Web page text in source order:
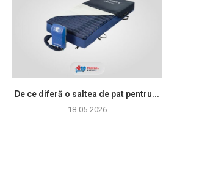
De ce diferă o saltea de pat pentru...
18-05-2026